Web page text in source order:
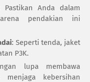
Pastikan Anda dalam
pendakian ini
: Seperti tenda, jaket
P3K.
lupa membawa
kebersihan